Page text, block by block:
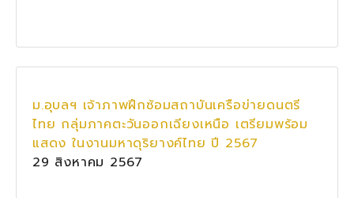
ม.อุบลฯ เจ้าภาพฝึกซ้อมสถาบันเครือข่ายดนตรี
ไทย กลุ่มภาคตะวันออกเฉียงเหนือ เตรียมพร้อม
แสดง ในงานมหาดุริยางค์ไทย ปี 2567
29 สิงหาคม 2567